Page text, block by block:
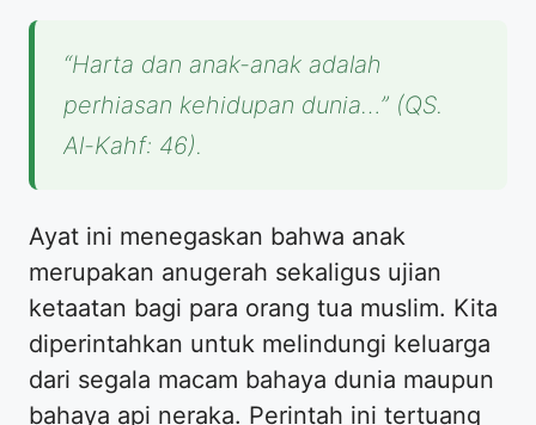
“Harta dan anak-anak adalah
perhiasan kehidupan dunia…” (QS.
Al-Kahf: 46).
Ayat ini menegaskan bahwa anak
merupakan anugerah sekaligus ujian
ketaatan bagi para orang tua muslim. Kita
diperintahkan untuk melindungi keluarga
dari segala macam bahaya dunia maupun
bahaya api neraka. Perintah ini tertuang